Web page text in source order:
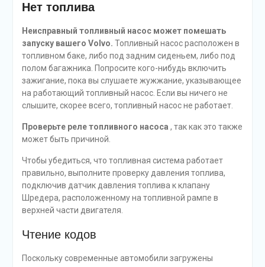
Нет топлива
Неисправный топливный насос может помешать
запуску вашего Volvo. Топливный насос расположен в
топливном баке, либо под задним сиденьем, либо под
полом багажника. Попросите кого-нибудь включить
зажигание, пока вы слушаете жужжание, указывающее
на работающий топливный насос. Если вы ничего не
слышите, скорее всего, топливный насос не работает.
Проверьте реле топливного насоса , так как это также
может быть причиной.
Чтобы убедиться, что топливная система работает
правильно, выполните проверку давления топлива,
подключив датчик давления топлива к клапану
Шредера, расположенному на топливной рампе в
верхней части двигателя.
Чтение кодов
Поскольку современные автомобили загружены